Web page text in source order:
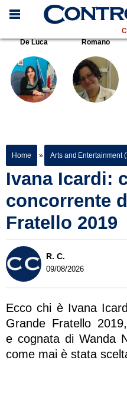
De Luca
Romano
Home » Arts and Entertainment
Ivana Icardi:
concorrente
Fratello 2019
R. C.
09/08/2026
Ecco chi è Ivana
Grande Fratello
e cognata di Wanda
come mai è stata